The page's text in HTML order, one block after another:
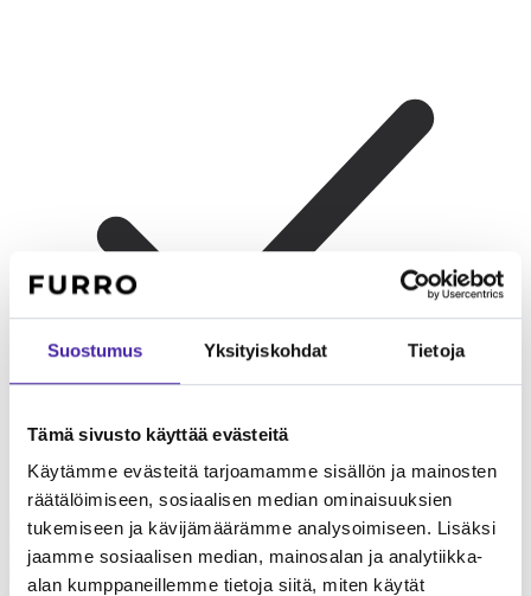
Suostumus Yksityiskohdat Tietoja
Tämä sivusto käyttää evästeitä
Käytämme evästeitä tarjoamamme sisällön ja mainosten
räätälöimiseen, sosiaalisen median ominaisuuksien
tukemiseen ja kävijämäärämme analysoimiseen. Lisäksi
jaamme sosiaalisen median, mainosalan ja analytiikka-
alan kumppaneillemme tietoja siitä, miten käytät
PerhekoiraksiAustralianpaimenkoira on lojaali ja kiintyvä
perhekoira. Rotu tulee hyvin toimeen lasten kanssa ja suojelee
perhettään. Aktiivinen perhe, joka ulkoilee ja harrastaa, tarjoaa
parhaan ympäristön.